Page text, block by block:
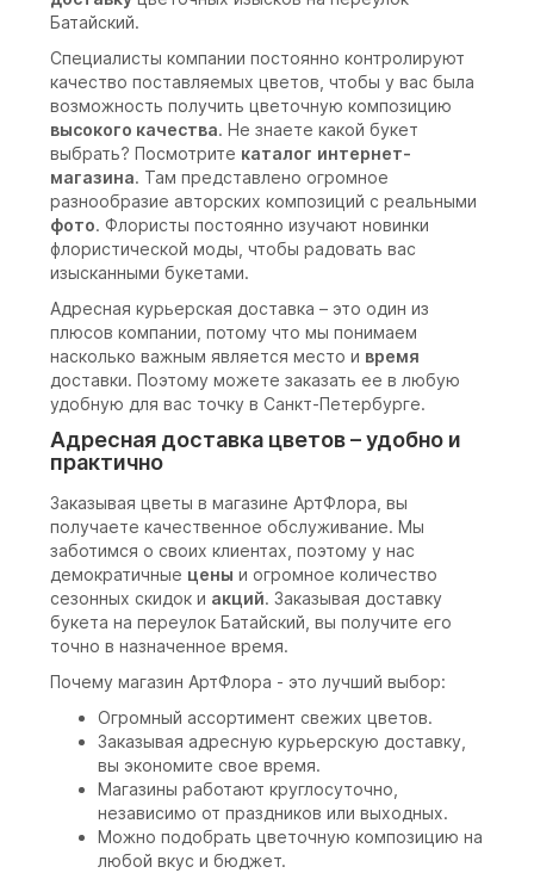
Батайский.
Специалисты компании постоянно контролируют
качество поставляемых цветов, чтобы у вас была
возможность получить цветочную композицию
высокого качества. Не знаете какой букет
выбрать? Посмотрите каталог интернет-
магазина. Там представлено огромное
разнообразие авторских композиций с реальными
фото. Флористы постоянно изучают новинки
флористической моды, чтобы радовать вас
изысканными букетами.
Адресная курьерская доставка – это один из
плюсов компании, потому что мы понимаем
насколько важным является место и время
доставки. Поэтому можете заказать ее в любую
удобную для вас точку в Санкт-Петербурге.
Адресная доставка цветов – удобно и
практично
Заказывая цветы в магазине АртФлора, вы
получаете качественное обслуживание. Мы
заботимся о своих клиентах, поэтому у нас
демократичные цены и огромное количество
сезонных скидок и акций. Заказывая доставку
букета на переулок Батайский, вы получите его
точно в назначенное время.
Почему магазин АртФлора - это лучший выбор:
Огромный ассортимент свежих цветов.
Заказывая адресную курьерскую доставку,
вы экономите свое время.
Магазины работают круглосуточно,
независимо от праздников или выходных.
Можно подобрать цветочную композицию на
любой вкус и бюджет.